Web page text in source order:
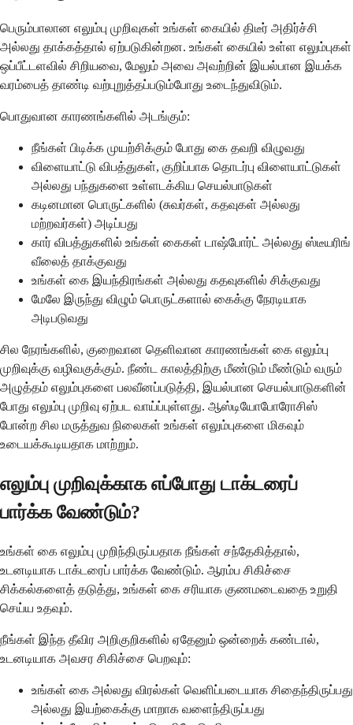
பெரும்பாலான எலும்பு முறிவுகள் உங்கள் கையில் திடீர் அதிர்ச்சி
அல்லது தாக்கத்தால் ஏற்படுகின்றன. உங்கள் கையில் உள்ள எலும்புகள்
ஒப்பீட்டளவில் சிறியவை, மேலும் அவை அவற்றின் இயல்பான இயக்க
வரம்பைத் தாண்டி வற்புறுத்தப்படும்போது உடைந்துவிடும்.
பொதுவான காரணங்களில் அடங்கும்:
நீங்கள் பிடிக்க முயற்சிக்கும் போது கை தவறி விழுவது
விளையாட்டு விபத்துகள், குறிப்பாக தொடர்பு விளையாட்டுகள்
அல்லது பந்துகளை உள்ளடக்கிய செயல்பாடுகள்
கடினமான பொருட்களில் (சுவர்கள், கதவுகள் அல்லது
மற்றவர்கள்) அடிப்பது
கார் விபத்துகளில் உங்கள் கைகள் டாஷ்போர்ட் அல்லது ஸ்டீயரிங்
வீலைத் தாக்குவது
உங்கள் கை இயந்திரங்கள் அல்லது கதவுகளில் சிக்குவது
மேலே இருந்து விழும் பொருட்களால் கைக்கு நேரடியாக
அடிபடுவது
சில நேரங்களில், குறைவான தெளிவான காரணங்கள் கை எலும்பு
முறிவுக்கு வழிவகுக்கும். நீண்ட காலத்திற்கு மீண்டும் மீண்டும் வரும்
அழுத்தம் எலும்புகளை பலவீனப்படுத்தி, இயல்பான செயல்பாடுகளின்
போது எலும்பு முறிவு ஏற்பட வாய்ப்புள்ளது. ஆஸ்டியோபோரோசிஸ்
போன்ற சில மருத்துவ நிலைகள் உங்கள் எலும்புகளை மிகவும்
உடையக்கூடியதாக மாற்றும்.
எலும்பு முறிவுக்காக எப்போது டாக்டரைப்
பார்க்க வேண்டும்?
உங்கள் கை எலும்பு முறிந்திருப்பதாக நீங்கள் சந்தேகித்தால்,
உடனடியாக டாக்டரைப் பார்க்க வேண்டும். ஆரம்ப சிகிச்சை
சிக்கல்களைத் தடுத்து, உங்கள் கை சரியாக குணமடைவதை உறுதி
செய்ய உதவும்.
நீங்கள் இந்த தீவிர அறிகுறிகளில் ஏதேனும் ஒன்றைக் கண்டால்,
உடனடியாக அவசர சிகிச்சை பெறவும்:
உங்கள் கை அல்லது விரல்கள் வெளிப்படையாக சிதைந்திருப்பது
அல்லது இயற்கைக்கு மாறாக வளைந்திருப்பது